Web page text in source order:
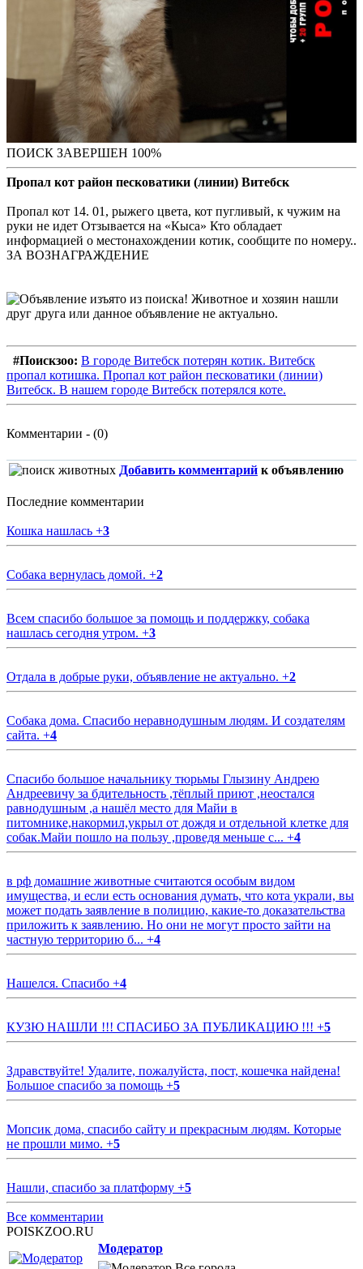
ПОИСК ЗАВЕРШЕН 100%
Пропал кот район песковатики (линии) Витебск
Пропал кот 14. 01, рыжего цвета, кот пугливый, к чужим на
руки не идет Отзывается на «Кыса» Кто обладает
информацией о местонахождении котик, сообщите по номеру..
ЗА ВОЗНАГРАЖДЕНИЕ
#Поискзоо: В городе Витебск потерян котик. Витебск
пропал котишка. Пропал кот район песковатики (линии)
Витебск. В нашем городе Витебск потерялся коте.
Комментарии - (0)
Добавить комментарий к объявлению
Последние комментарии
Кошка нашлась +3
Собака вернулась домой. +2
Всем спасибо большое за помощь и поддержку, собака
нашлась сегодня утром. +3
Отдала в добрые руки, объявление не актуально. +2
Собака дома. Спасибо неравнодушным людям. И создателям
сайта. +4
Спасибо большое начальнику тюрьмы Глызину Андрею
Андреевичу за бдительность ,тёплый приют ,неостался
равнодушным ,а нашёл место для Майи в
питомнике,накормил,укрыл от дождя и отдельной клетке для
собак.Майи пошло на пользу ,проведя меньше с... +4
в рф домашние животные считаются особым видом
имущества, и если есть основания думать, что кота украли, вы
может подать заявление в полицию, какие-то доказательства
приложить к заявлению. Но они не могут просто зайти на
частную территорию б... +4
Нашелся. Спасибо +4
КУЗЮ НАШЛИ !!! СПАСИБО ЗА ПУБЛИКАЦИЮ !!! +5
Здравствуйте! Удалите, пожалуйста, пост, кошечка найдена!
Большое спасибо за помощь +5
Мопсик дома, спасибо сайту и прекрасным людям. Которые
не прошли мимо. +5
Нашли, спасибо за платформу +5
Все комментарии
POISKZOO.RU
Модератор